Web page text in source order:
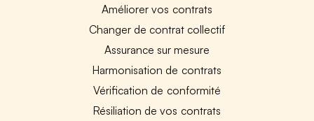
Améliorer vos contrats
Changer de contrat collectif
Assurance sur mesure
Harmonisation de contrats
Vérification de conformité
Résiliation de vos contrats